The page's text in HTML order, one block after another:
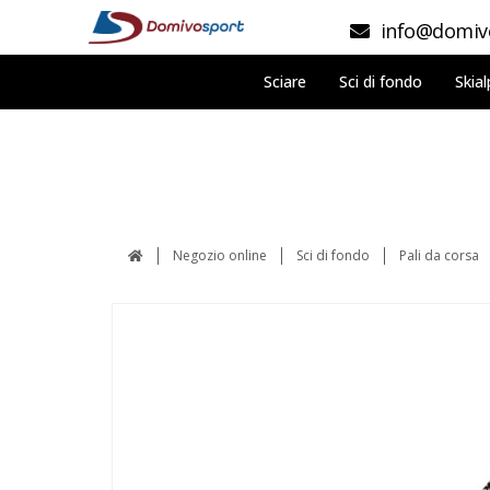
Sciare Sci di fondo
Negozio online Sci di fondo Pali da corsa